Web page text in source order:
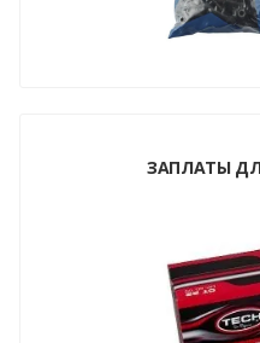
ЗАПЛАТЫ